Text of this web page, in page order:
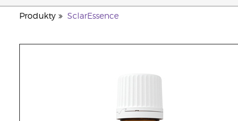
Produkty SclarEssence